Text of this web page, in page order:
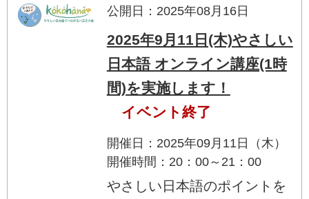
公開日：2025年08月16日
2025年9月11日(木)やさしい
日本語 オンライン講座(1時
間)を実施します！
イベント終了
開催日：2025年09月11日（木）
開催時間：20：00～21：00
やさしい日本語のポイントを